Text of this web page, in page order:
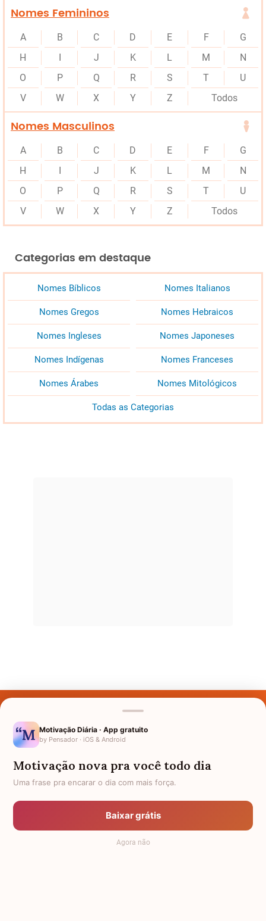
Nomes Femininos
A B C D E F
G
H
I J K L M
N
O
P Q R S T
U
V
W X Y Z Todos
Nomes Masculinos
A B C D E F
G
H
I J K L M
N
O
P Q R S T
U
V
W X Y Z Todos
Categorias em destaque
Nomes Bíblicos Nomes Italianos
Nomes Gregos Nomes Hebraicos
Nomes Ingleses Nomes Japoneses
Nomes Indígenas Nomes Franceses
Nomes Árabes Nomes Mitológicos
Todas as Categorias
Nomes pelo Mundo
Política de Privacidade
Anuncie
Termos de Uso
Motivação Diária · App gratuito
by Pensador · iOS & Android
Motivação nova pra você todo dia
Uma frase pra encarar o dia com mais força.
Baixar grátis
Agora não